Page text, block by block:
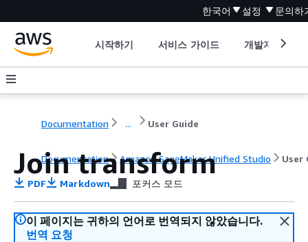
한국어 설정 문의하
시작하기 서비스 가이드 개발자 도구
Documentation ... User Guide
Documentation Amazon SageMaker Unified Studio User
Join transform
PDF Markdown 포커스 모드
이 페이지는 귀하의 언어로 번역되지 않았습니다.
번역 요청